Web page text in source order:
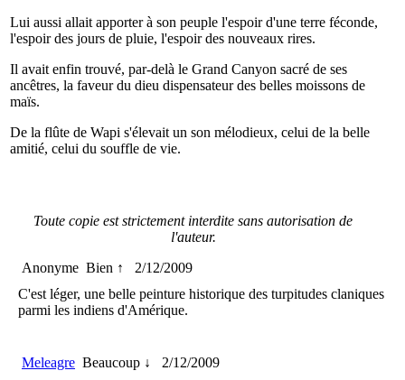
Lui aussi allait apporter à son peuple l'espoir d'une terre féconde,
l'espoir des jours de pluie, l'espoir des nouveaux rires.
Il avait enfin trouvé, par-delà le Grand Canyon sacré de ses
ancêtres, la faveur du dieu dispensateur des belles moissons de
maïs.
De la flûte de Wapi s'élevait un son mélodieux, celui de la belle
amitié, celui du souffle de vie.
Toute copie est strictement interdite sans autorisation de
l'auteur.
Anonyme Bien ↑
2/12/2009
C'est léger, une belle peinture historique des turpitudes claniques
parmi les indiens d'Amérique.
Meleagre Beaucoup ↓
2/12/2009